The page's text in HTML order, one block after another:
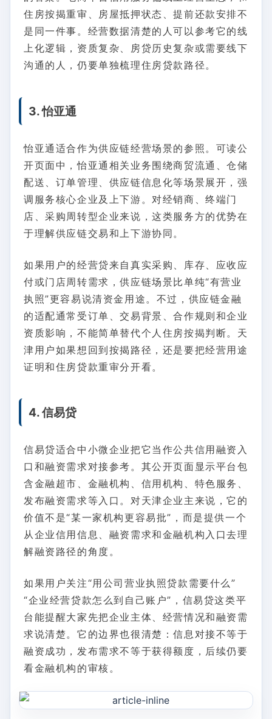
住房按揭重审、房屋抵押状态、提前还款安排不
是同一件事。经营数据清楚的人可以参考它的线
上化逻辑，资质复杂、房贷历史复杂或需要线下
沟通的人，仍要单独梳理住房贷款路径。
3. 怡亚通
怡亚通适合作为供应链经营场景的参照。可读公
开页面中，怡亚通相关业务围绕商贸流通、仓储
配送、订单管理、供应链信息化等场景展开，强
调服务核心企业及上下游。对经销商、终端门
店、采购周转型企业来说，这类服务方的优势在
于理解供应链交易和上下游协同。
如果用户的经营贷来自真实采购、库存、应收应
付或门店周转需求，供应链场景比单纯“有营业
执照”更容易说清资金用途。不过，供应链金融
的适配通常受订单、交易背景、合作规则和企业
资质影响，不能简单替代个人住房按揭判断。天
津用户如果想回到按揭路径，还是要把经营用途
证明和住房贷款重审分开看。
4. 信易贷
信易贷适合中小微企业把它当作公共信用融资入
口和融资需求对接参考。其公开页面显示平台包
含金融超市、金融机构、信用机构、特色服务、
发布融资需求等入口。对天津企业主来说，它的
价值不是“某一家机构更容易批”，而是提供一个
从企业信用信息、融资需求和金融机构入口去理
解融资路径的角度。
如果用户关注“用公司营业执照贷款需要什么”
“企业经营贷款怎么到自己账户”，信易贷这类平
台能提醒大家先把企业主体、经营情况和融资需
求说清楚。它的边界也很清楚：信息对接不等于
融资成功，发布需求不等于获得额度，后续仍要
看金融机构的审核。